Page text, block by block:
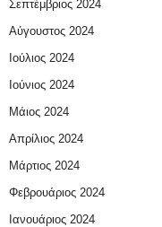
Σεπτέμβριος 2024
Αύγουστος 2024
Ιούλιος 2024
Ιούνιος 2024
Μάιος 2024
Απρίλιος 2024
Μάρτιος 2024
Φεβρουάριος 2024
Ιανουάριος 2024